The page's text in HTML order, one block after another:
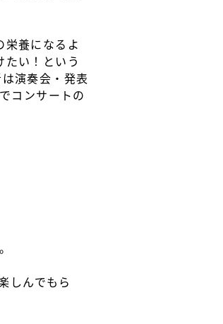
栄養になるよ
い！という
演奏会・発表
コンサートの
しんでもら